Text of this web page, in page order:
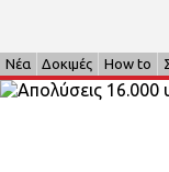
Νέα Δοκιμές How to